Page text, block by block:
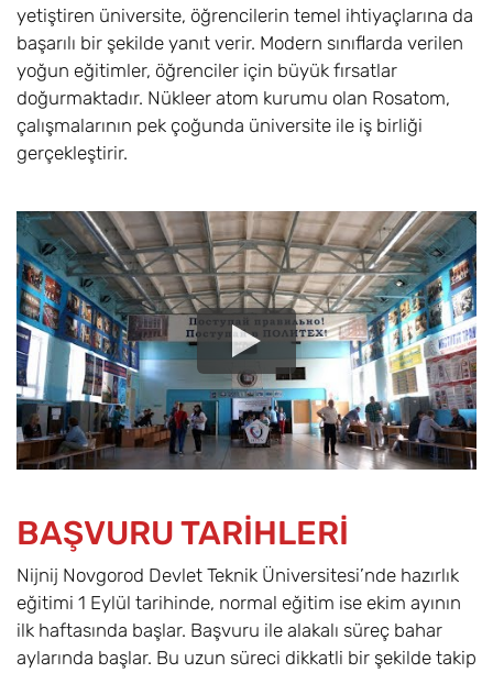
yetiştiren üniversite, öğrencilerin temel ihtiyaçlarına da
başarılı bir şekilde yanıt verir. Modern sınıflarda verilen
yoğun eğitimler, öğrenciler için büyük fırsatlar
doğurmaktadır. Nükleer atom kurumu olan Rosatom,
çalışmalarının pek çoğunda üniversite ile iş birliği
gerçekleştirir.
BAŞVURU TARİHLERİ
Nijnij Novgorod Devlet Teknik Üniversitesi’nde hazırlık
eğitimi 1 Eylül tarihinde, normal eğitim ise ekim ayının
ilk haftasında başlar. Başvuru ile alakalı süreç bahar
aylarında başlar. Bu uzun süreci dikkatli bir şekilde takip